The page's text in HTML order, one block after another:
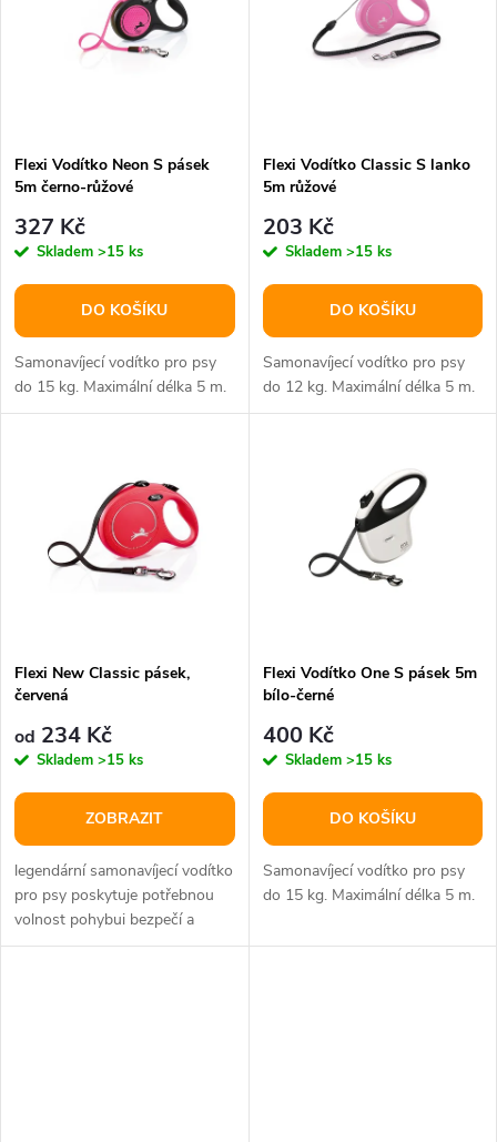
p
r
o
d
u
s
p
r
o
d
u
Flexi Vodítko Neon S pásek
5m černo-růžové
327 Kč
Skladem >15 ks
DO KOŠÍKU
Samonavíjecí vodítko pro psy
do 15 kg. Maximální délka 5 m.
Flexi Vodítko Classic S lanko
5m růžové
203 Kč
Skladem >15 ks
DO KOŠÍKU
Samonavíjecí vodítko pro psy
do 12 kg. Maximální délka 5 m.
Flexi New Classic pásek,
červená
od 234 Kč
Skladem >15 ks
ZOBRAZIT
legendární samonavíjecí vodítko
pro psy poskytuje potřebnou
volnost pohybui bezpečí a
pohodlí pro každodenní...
Flexi Vodítko One S pásek 5m
bílo-černé
400 Kč
Skladem >15 ks
DO KOŠÍKU
Samonavíjecí vodítko pro psy
do 15 kg. Maximální délka 5 m.